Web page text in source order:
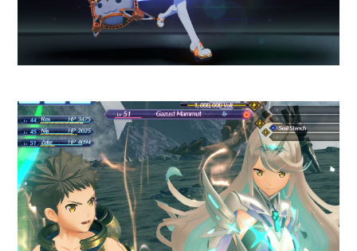
LO BUENO:
clásica con su esencia intacta.
Propuesta simple y accesible,
ideal para partidas rápidas.